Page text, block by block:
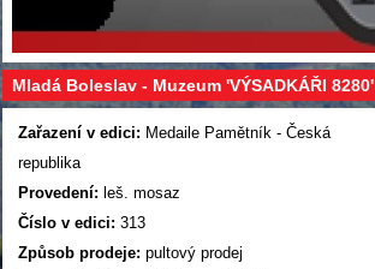
Mladá Boleslav - Muzeum 'VÝSADKÁŘI 8280'
Zařazení v edici: Medaile Pamětník - Česká
republika
Provedení: leš. mosaz
Číslo v edici: 313
Způsob prodeje: pultový prodej